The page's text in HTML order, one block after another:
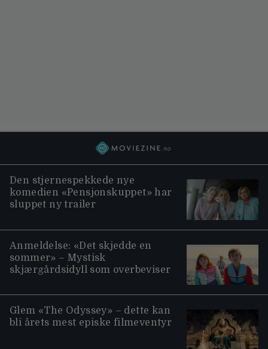
Den stjernespekkede nye
komedien «Pensjonskuppet» har
sluppet ny trailer
Anmeldelse: «Det skjedde en
sommer» – Mystisk
skjærgårdsidyll som overbeviser
Glem «The Odyssey» – dette kan
bli årets mest episke filmeventyr